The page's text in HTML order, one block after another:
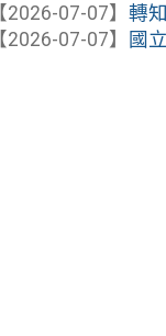
【2026-07-07】轉
【2026-07-07】 國